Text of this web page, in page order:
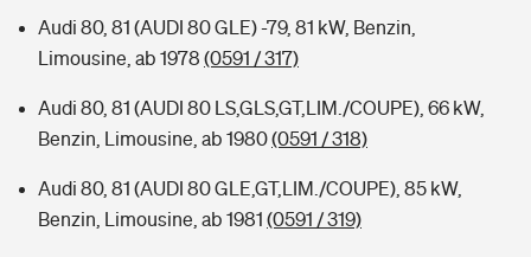
Audi 80, 81 (AUDI 80 GLE) -79, 81 kW, Benzin,
Limousine, ab 1978 (0591 / 317)
Audi 80, 81 (AUDI 80 LS,GLS,GT,LIM./COUPE), 66 kW,
Benzin, Limousine, ab 1980(0591 / 318)
Audi 80, 81 (AUDI 80 GLE,GT,LIM./COUPE), 85 kW,
Benzin, Limousine, ab 1981 (0591 / 319)